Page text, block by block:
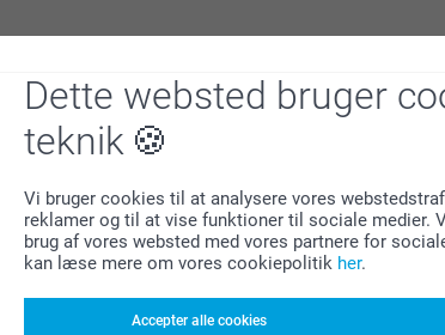
Dette websted bruger
teknik
Vi bruger cookies til at analysere vores
reklamer og til at vise funktioner til sociale medier.
brug af vores websted med vores partnere for
kan læse mere om vores cookiepolitik her.
Accepter alle cookies
Disse stilfulde beskyttere holder din enhed
hvad enten det er til iPad Air, iPad Pro eller en
til din iPad. Hvert cover har ridsefaste materialer
kraftfulde iPad Pro og alsidige iPads af 10.
har en tæt pasform, der viser dine fotos eller tekster
farten.